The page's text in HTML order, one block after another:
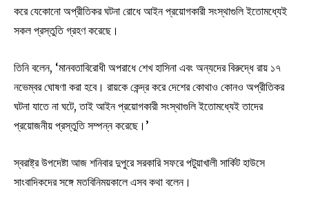
করে যেকোনো অপ্রীতিকর ঘটনা রোধে আইন প্রয়োগকারী সংস্থাগুলি ইতোমধ্যেই
সকল প্রস্তুতি গ্রহণ করেছে।
তিনি বলেন, ‘মানবতাবিরোধী অপরাধে শেখ হাসিনা এবং অন্যদের বিরুদ্ধে রায় ১৭
নভেম্বর ঘোষণা করা হবে। রায়কে কেন্দ্র করে দেশের কোথাও কোনও অপ্রীতিকর
ঘটনা যাতে না ঘটে, তাই আইন প্রয়োগকারী সংস্থাগুলি ইতোমধ্যেই তাদের
প্রয়োজনীয় প্রস্তুতি সম্পন্ন করেছে।’
স্বরাষ্ট্র উপদেষ্টা আজ শনিবার দুপুরে সরকারি সফরে পটুয়াখালী সার্কিট হাউসে
সাংবাদিকদের সঙ্গে মতবিনিময়কালে এসব কথা বলেন।